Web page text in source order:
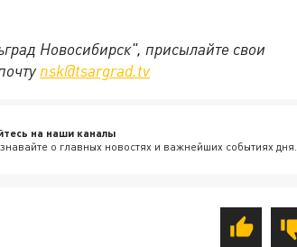
Новосибирск", присылайте свои
nsk@tsargrad.tv
на наши каналы
о главных новостях и важнейших событиях дня.